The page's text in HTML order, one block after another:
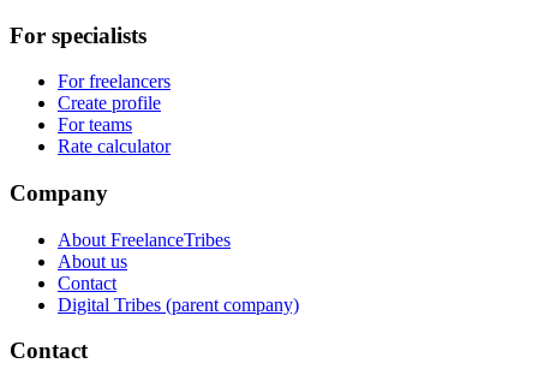
For specialists
For freelancers
Create profile
For teams
Rate calculator
Company
About FreelanceTribes
About us
Contact
Digital Tribes (parent company)
Contact